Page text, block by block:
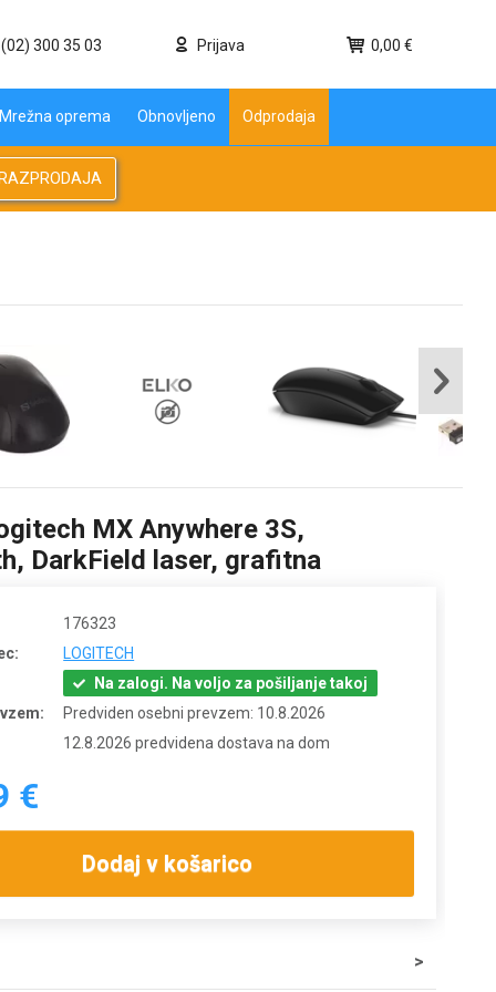
(02) 300 35 03 Prijava 0,00 €
Mrežna oprema Obnovljeno Odprodaja
MX Anywhere 3S,
DarkField laser, grafitna
176323
LOGITECH
Na zalogi. Na voljo za pošiljanje takoj
Predviden osebni prevzem: 10.8.2026
12.8.2026 predvidena dostava na dom
€
Dodaj v košarico